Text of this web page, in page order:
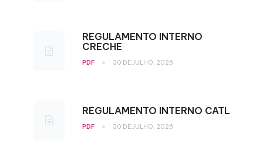
REGULAMENTO INTERNO
CRECHE
PDF • 30 DE JULHO, 2026
REGULAMENTO INTERNO CATL
PDF • 30 DE JULHO, 2026